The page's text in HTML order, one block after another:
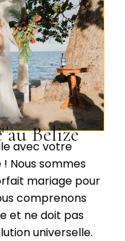
! Belize
avec votre
Nous sommes
mariage pour
comprenons
et ne doit pas
universelle.